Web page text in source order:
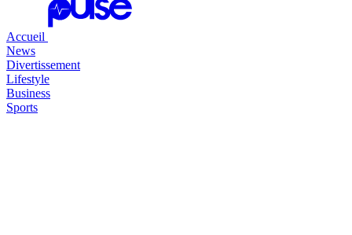
Accueil
News
Divertissement
Lifestyle
Business
Sports